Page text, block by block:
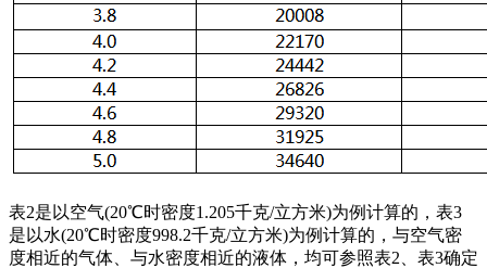
表2是以空气(20℃时密度1.205千克/立方米)为例计算的，表3
是以水(20℃时密度998.2千克/立方米)为例计算的，与空气密
度相近的气体、与水密度相近的液体，均可参照表2、表3确定